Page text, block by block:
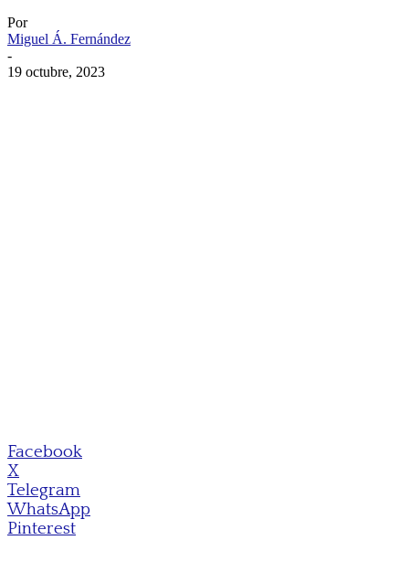
Por
Miguel Á. Fernández
-
19 octubre, 2023
Facebook
X
Telegram
WhatsApp
Pinterest